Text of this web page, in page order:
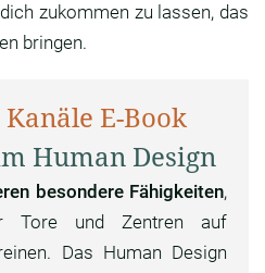
zukommen zu lassen, das
bringen.
E-Book
Human Design
besondere Fähigkeiten,
Tore und Zentren auf
Das Human Design